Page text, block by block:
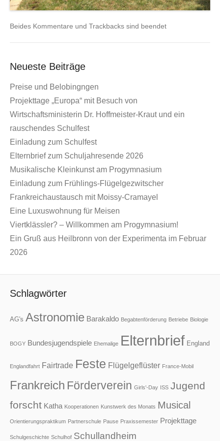
Beides Kommentare und Trackbacks sind beendet
Neueste Beiträge
Preise und Belobingngen
Projekttage „Europa“ mit Besuch von
Wirtschaftsministerin Dr. Hoffmeister-Kraut und ein
rauschendes Schulfest
Einladung zum Schulfest
Elternbrief zum Schuljahresende 2026
Musikalische Kleinkunst am Progymnasium
Einladung zum Frühlings-Flügelgezwitscher
Frankreichaustausch mit Moissy-Cramayel
Eine Luxuswohnung für Meisen
Viertklässler? – Willkommen am Progymnasium!
Ein Gruß aus Heilbronn von der Experimenta im Februar
2026
Schlagwörter
AG's Astronomie Barakaldo Begabtenförderung Betriebe Biologie
BOGY Bundesjugendspiele Ehemalige Elternbrief England
Englandfahrt Fairtrade Feste Flügelgeflüster France-Mobil
Frankreich Förderverein Girls'-Day ISS Jugend
forscht Katha Kooperationen Kunstwerk des Monats Musical
Orientierungspraktikum Partnerschule Pause Praxissemester Projekttage
Schulgeschichte Schulhof Schullandheim